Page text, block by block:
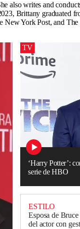
also writes and
Brittany graduated
New York Post, and The
TV
‘Harry Potter’:
serie de HBO
ESTILO
Esposa de
del actor con